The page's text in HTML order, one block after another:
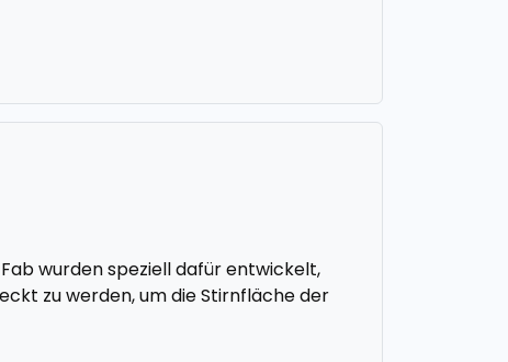
wurden speziell dafür entwickelt,
zu werden, um die Stirnfläche der